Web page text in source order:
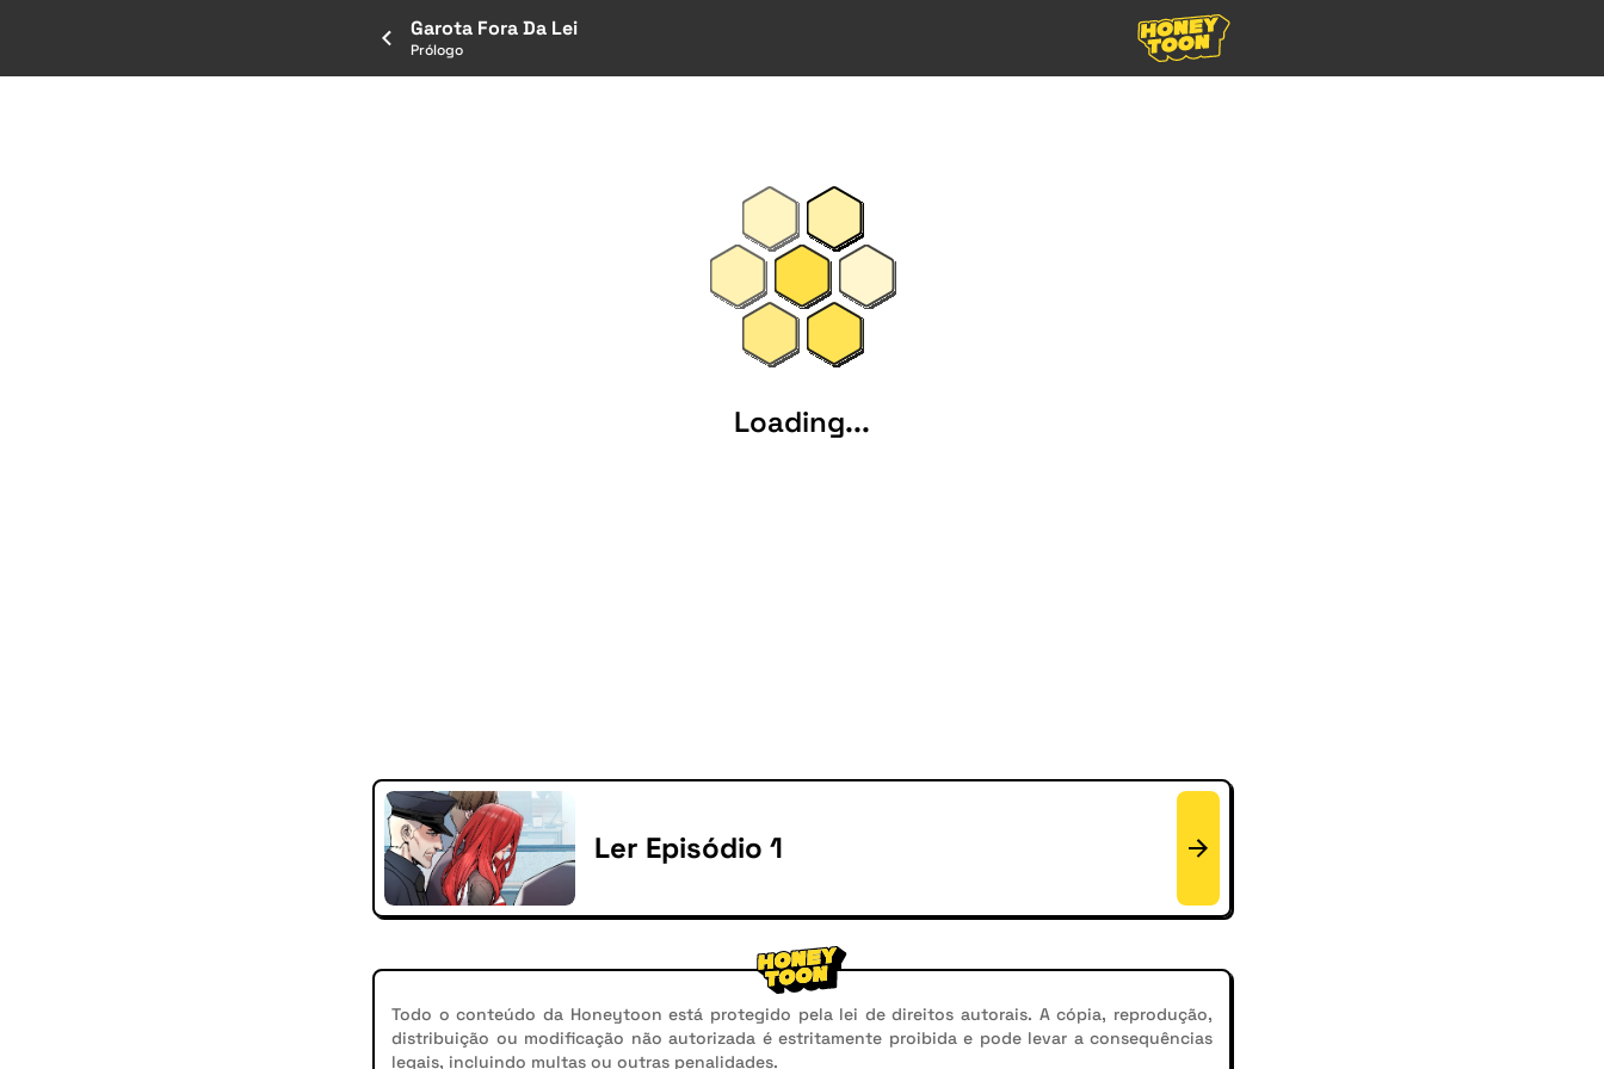
Garota Fora Da Lei
Prólogo
Loading...
Ler Episódio 1
Todo o conteúdo da Honeytoon está protegido pela lei de direitos autorais. A cópia, reprodução,
distribuição ou modificação não autorizada é estritamente proibida e pode levar a consequências
legais, incluindo multas ou outras penalidades.